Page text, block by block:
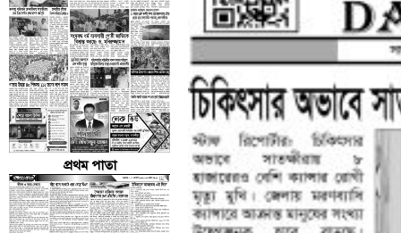
প্রথম পাতা